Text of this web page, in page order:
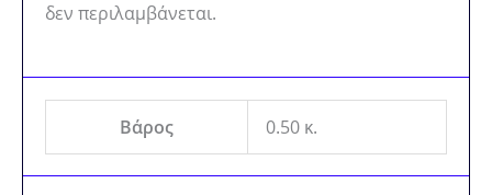
δεν περιλαμβάνεται.
Βάρος 0.50 κ.